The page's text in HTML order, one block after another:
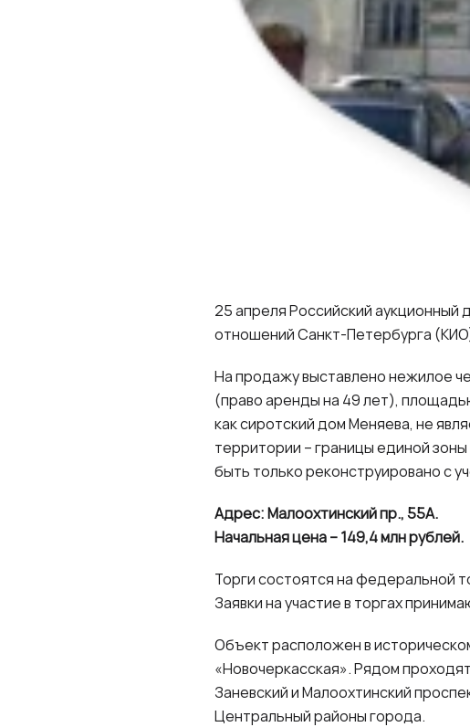
25 апреля Российский
отношений Санкт-Петербурга
На продажу выставлено нежилое
(право аренды на 49 лет),
как сиротский дом Меняева, не
территории – границы единой
быть только реконструировано с
Адрес: Малоохтинский пр., 55А.
Начальная цена – 149,4 млн рублей.
Торги состоятся на федеральной
Заявки на участие в торгах
Объект расположен в
«Новочеркасская». Рядом
Заневский и Малоохтинский
Центральный районы города.